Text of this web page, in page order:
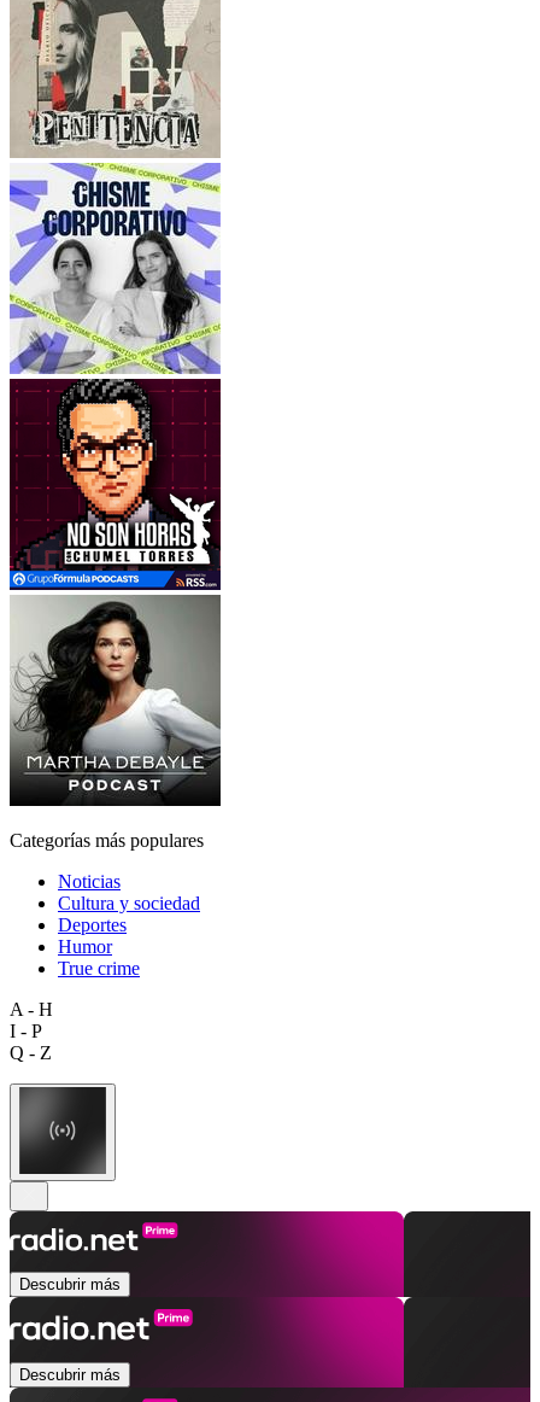
Categorías más populares
Noticias
Cultura y sociedad
Deportes
Humor
True crime
A - H
I - P
Q - Z
Descubrir más
Descubrir más